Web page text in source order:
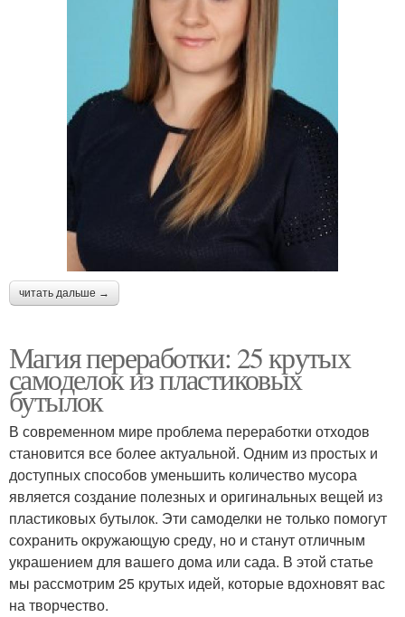
читать дальше →
Магия переработки: 25 крутых
самоделок из пластиковых
бутылок
В современном мире проблема переработки отходов
становится все более актуальной. Одним из простых и
доступных способов уменьшить количество мусора
является создание полезных и оригинальных вещей из
пластиковых бутылок. Эти самоделки не только помогут
сохранить окружающую среду, но и станут отличным
украшением для вашего дома или сада. В этой статье
мы рассмотрим 25 крутых идей, которые вдохновят вас
на творчество.